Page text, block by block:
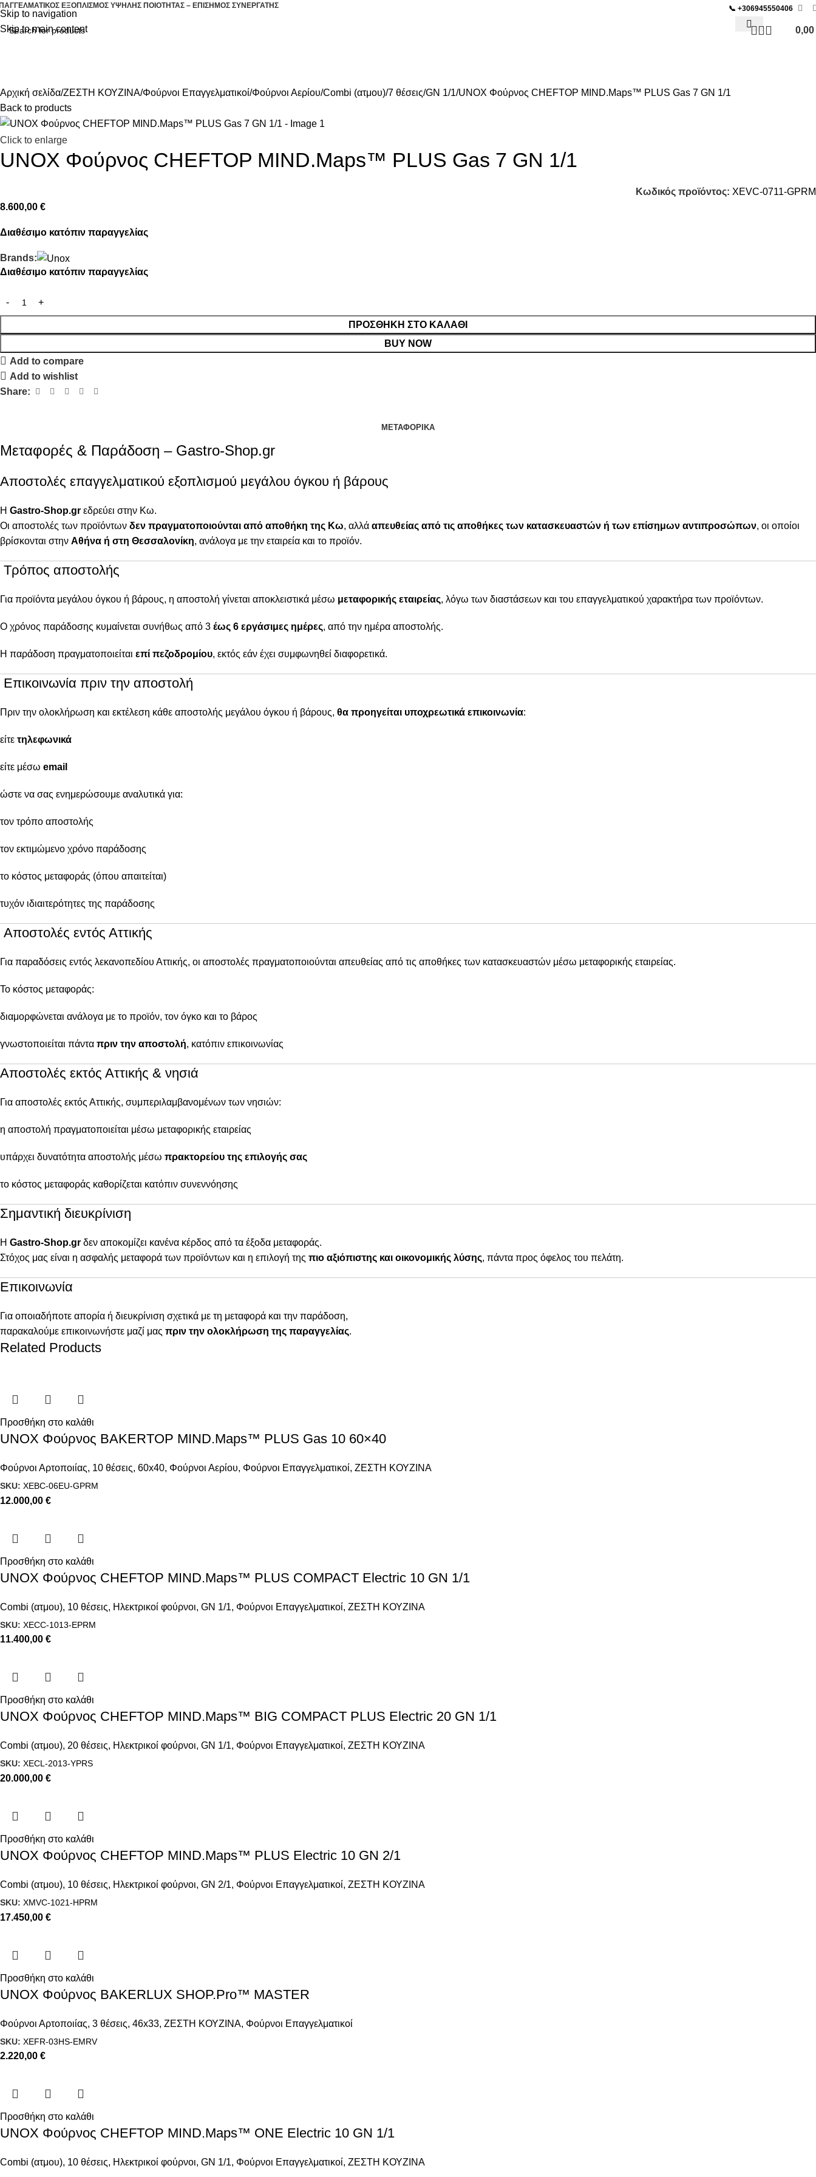
Skip to navigation
Skip to main content
ΕΞΟΠΛΙΣΜΟΣ ΥΨΗΛΗΣ ΠΟΙΟΤΗΤΑΣ – ΕΠΙΣΗΜΟΣ ΣΥΝΕΡΓΑΤΗΣ 📞 +306945550406
0,00
Αρχική σελίδα ΖΕΣΤΗ ΚΟΥΖΙΝΑ Φούρνοι Επαγγελματικοί Φούρνοι Αερίου Combi (ατμου) 7 θέσεις GN 1/1 UNOX Φούρνος CHEFTOP MIND.Maps™ PLUS Gas 7 GN 1/1
Back to products
Click to enlarge
UNOX Φούρνος CHEFTOP MIND.Maps™ PLUS Gas 7 GN 1/1
Κωδικός προϊόντος: XEVC-0711-GPRM
8.600,00 €
Διαθέσιμο κατόπιν παραγγελίας
Brands:
Διαθέσιμο κατόπιν παραγγελίας
ΠΡΟΣΘΉΚΗ ΣΤΟ ΚΑΛΆΘΙ
BUY NOW
Add to compare
Add to wishlist
Share:
ΜΕΤΑΦΟΡΙΚΆ
Μεταφορές & Παράδοση – Gastro-Shop.gr
Αποστολές επαγγελματικού εξοπλισμού μεγάλου όγκου ή βάρους
Η Gastro-Shop.gr εδρεύει στην Κω.
Οι αποστολές των προϊόντων δεν πραγματοποιούνται από αποθήκη της Κω, αλλά απευθείας από τις αποθήκες των κατασκευαστών ή των επίσημων αντιπροσώπων, οι οποίοι
βρίσκονται στην Αθήνα ή στη Θεσσαλονίκη, ανάλογα με την εταιρεία και το προϊόν.
Τρόπος αποστολής
Για προϊόντα μεγάλου όγκου ή βάρους, η αποστολή γίνεται αποκλειστικά μέσω μεταφορικής εταιρείας, λόγω των διαστάσεων και του επαγγελματικού χαρακτήρα των προϊόντων.
Ο χρόνος παράδοσης κυμαίνεται συνήθως από 3 έως 6 εργάσιμες ημέρες, από την ημέρα αποστολής.
Η παράδοση πραγματοποιείται επί πεζοδρομίου, εκτός εάν έχει συμφωνηθεί διαφορετικά.
Επικοινωνία πριν την αποστολή
Πριν την ολοκλήρωση και εκτέλεση κάθε αποστολής μεγάλου όγκου ή βάρους, θα προηγείται υποχρεωτικά επικοινωνία:
είτε τηλεφωνικά
είτε μέσω email
ώστε να σας ενημερώσουμε αναλυτικά για:
τον τρόπο αποστολής
τον εκτιμώμενο χρόνο παράδοσης
το κόστος μεταφοράς (όπου απαιτείται)
τυχόν ιδιαιτερότητες της παράδοσης
Αποστολές εντός Αττικής
Για παραδόσεις εντός λεκανοπεδίου Αττικής, οι αποστολές πραγματοποιούνται απευθείας από τις αποθήκες των κατασκευαστών μέσω μεταφορικής εταιρείας.
Το κόστος μεταφοράς:
διαμορφώνεται ανάλογα με το προϊόν, τον όγκο και το βάρος
γνωστοποιείται πάντα πριν την αποστολή, κατόπιν επικοινωνίας
Αποστολές εκτός Αττικής & νησιά
Για αποστολές εκτός Αττικής, συμπεριλαμβανομένων των νησιών:
η αποστολή πραγματοποιείται μέσω μεταφορικής εταιρείας
υπάρχει δυνατότητα αποστολής μέσω πρακτορείου της επιλογής σας
το κόστος μεταφοράς καθορίζεται κατόπιν συνεννόησης
Σημαντική διευκρίνιση
Η Gastro-Shop.gr δεν αποκομίζει κανένα κέρδος από τα έξοδα μεταφοράς.
Στόχος μας είναι η ασφαλής μεταφορά των προϊόντων και η επιλογή της πιο αξιόπιστης και οικονομικής λύσης, πάντα προς όφελος του πελάτη.
Επικοινωνία
Για οποιαδήποτε απορία ή διευκρίνιση σχετικά με τη μεταφορά και την παράδοση,
παρακαλούμε επικοινωνήστε μαζί μας πριν την ολοκλήρωση της παραγγελίας.
Related Products
Προσθήκη στο καλάθι
UNOX Φούρνος BAKERTOP MIND.Maps™ PLUS Gas 10 60×40
Φούρνοι Αρτοποιίας, 10 θέσεις, 60x40, Φούρνοι Αερίου, Φούρνοι Επαγγελματικοί, ΖΕΣΤΗ ΚΟΥΖΙΝΑ
SKU: XEBC-06EU-GPRM
12.000,00 €
Προσθήκη στο καλάθι
UNOX Φούρνος CHEFTOP MIND.Maps™ PLUS COMPACT Electric 10 GN 1/1
Combi (ατμου), 10 θέσεις, Ηλεκτρικοί φούρνοι, GN 1/1, Φούρνοι Επαγγελματικοί, ΖΕΣΤΗ ΚΟΥΖΙΝΑ
SKU: XECC-1013-EPRM
11.400,00 €
Προσθήκη στο καλάθι
UNOX Φούρνος CHEFTOP MIND.Maps™ BIG COMPACT PLUS Electric 20 GN 1/1
Combi (ατμου), 20 θέσεις, Ηλεκτρικοί φούρνοι, GN 1/1, Φούρνοι Επαγγελματικοί, ΖΕΣΤΗ ΚΟΥΖΙΝΑ
SKU: XECL-2013-YPRS
20.000,00 €
Προσθήκη στο καλάθι
UNOX Φούρνος CHEFTOP MIND.Maps™ PLUS Electric 10 GN 2/1
Combi (ατμου), 10 θέσεις, Ηλεκτρικοί φούρνοι, GN 2/1, Φούρνοι Επαγγελματικοί, ΖΕΣΤΗ ΚΟΥΖΙΝΑ
SKU: XMVC-1021-HPRM
17.450,00 €
Προσθήκη στο καλάθι
UNOX Φούρνος BAKERLUX SHOP.Pro™ MASTER
Φούρνοι Αρτοποιίας, 3 θέσεις, 46x33, ΖΕΣΤΗ ΚΟΥΖΙΝΑ, Φούρνοι Επαγγελματικοί
SKU: XEFR-03HS-EMRV
2.220,00 €
Προσθήκη στο καλάθι
UNOX Φούρνος CHEFTOP MIND.Maps™ ONE Electric 10 GN 1/1
Combi (ατμου), 10 θέσεις, Ηλεκτρικοί φούρνοι, GN 1/1, Φούρνοι Επαγγελματικοί, ΖΕΣΤΗ ΚΟΥΖΙΝΑ